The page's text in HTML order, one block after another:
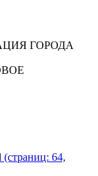
ГОРОДА
(страниц: 64,